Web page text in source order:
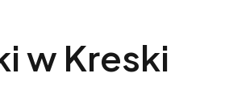
w Kreski